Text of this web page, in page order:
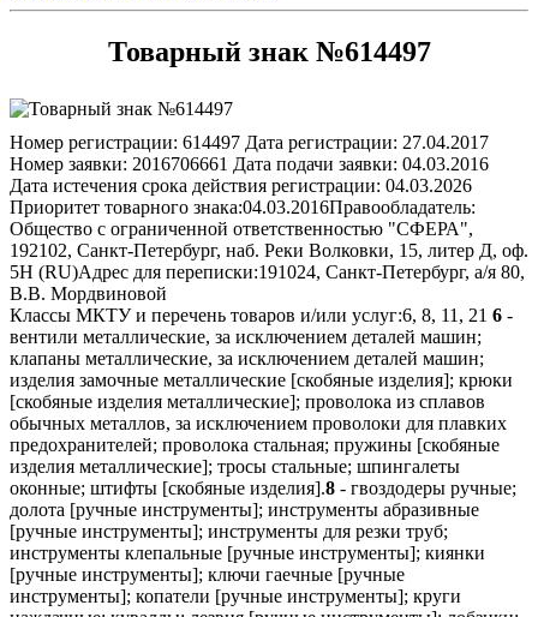
Товарный знак №614497
Номер регистрации: 614497 Дата регистрации: 27.04.2017
Номер заявки: 2016706661 Дата подачи заявки: 04.03.2016
Дата истечения срока действия регистрации: 04.03.2026
Приоритет товарного знака:04.03.2016Правообладатель:
Общество с ограниченной ответственностью "СФЕРА",
192102, Санкт-Петербург, наб. Реки Волковки, 15, литер Д, оф.
5Н (RU)Адрес для переписки:191024, Санкт-Петербург, а/я 80,
В.В. Мордвиновой
Классы МКТУ и перечень товаров и/или услуг:6, 8, 11, 21 6 -
вентили металлические, за исключением деталей машин;
клапаны металлические, за исключением деталей машин;
изделия замочные металлические [скобяные изделия]; крюки
[скобяные изделия металлические]; проволока из сплавов
обычных металлов, за исключением проволоки для плавких
предохранителей; проволока стальная; пружины [скобяные
изделия металлические]; тросы стальные; шпингалеты
оконные; штифты [скобяные изделия].8 - гвоздодеры ручные;
долота [ручные инструменты]; инструменты абразивные
[ручные инструменты]; инструменты для резки труб;
инструменты клепальные [ручные инструменты]; киянки
[ручные инструменты]; ключи гаечные [ручные
инструменты]; копатели [ручные инструменты]; круги